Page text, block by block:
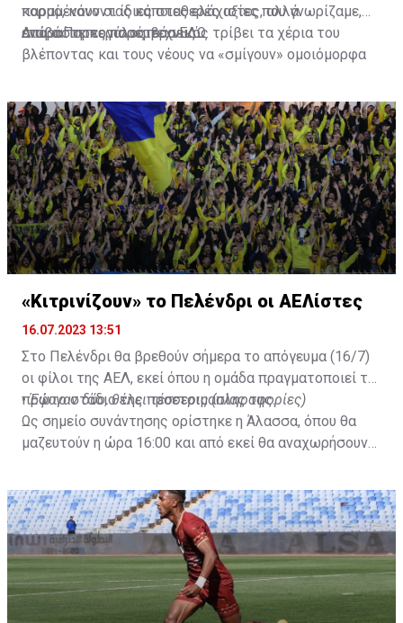
κορμό, κάνοντας κάποιες ελάχιστες, αλλά
απαραίτητες παρεμβάσεις.
παραμένουν οι ίδιες σταθερές αξίες που γνωρίζαμε,
ενώ ο Πορτογάλος τεχνικός τρίβει τα χέρια του
βλέποντας και τους νέους να «σμίγουν» ομοιόμορφα
Διαβάστε περισσότεραΕΔΩ.
«Κιτρινίζουν» το Πελένδρι οι ΑΕΛίστες
16.07.2023 13:51
Στο Πελένδρι θα βρεθούν σήμερα το απόγευμα (16/7)
οι φίλοι της ΑΕΛ, εκεί όπου η ομάδα πραγματοποιεί το
πρώτο στάδιο της προετοιμασίας της.
•Έφυγαν δύο, θέλει τέσσερις (πληροφορίες)
Ως σημείο συνάντησης ορίστηκε η Άλασσα, όπου θα
μαζευτούν η ώρα 16:00 και από εκεί θα αναχωρήσουν
δώοσυν το παρών τους στην απογευματινή προπόνηση
της ομάδας.